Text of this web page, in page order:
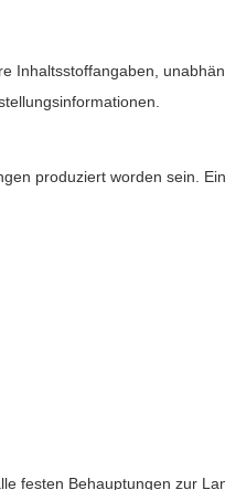
Inhaltsstoffangaben,
produziert worden sein.
festen Behauptungen zur